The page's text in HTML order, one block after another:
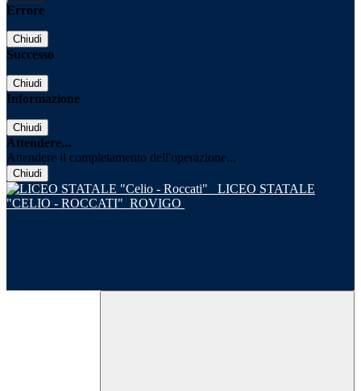
Errore
Chiudi
Successo
Chiudi
Informazione
Chiudi
Attendere...
Attendere il completamento dell'operazione...
Chiudi
LICEO STATALE
"CELIO - ROCCATI" ROVIGO